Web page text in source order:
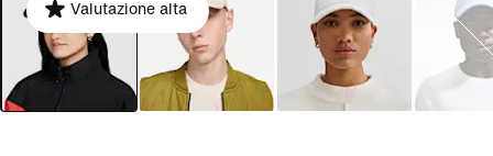
Valutazione alta